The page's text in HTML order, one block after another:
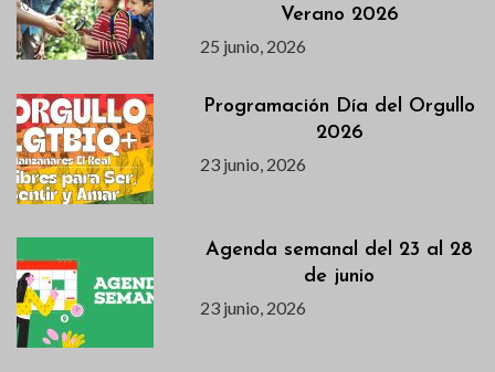
Verano 2026
25 junio, 2026
Programación Día del Orgullo
2026
23 junio, 2026
Agenda semanal del 23 al 28
de junio
23 junio, 2026